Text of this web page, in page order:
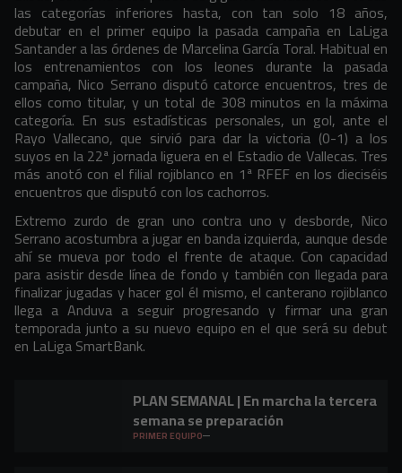
las categorías inferiores hasta, con tan solo 18 años,
debutar en el primer equipo la pasada campaña en LaLiga
Santander a las órdenes de Marcelina García Toral. Habitual en
los entrenamientos con los leones durante la pasada
campaña, Nico Serrano disputó catorce encuentros, tres de
ellos como titular, y un total de 308 minutos en la máxima
categoría. En sus estadísticas personales, un gol, ante el
Rayo Vallecano, que sirvió para dar la victoria (0-1) a los
suyos en la 22ª jornada liguera en el Estadio de Vallecas. Tres
más anotó con el filial rojiblanco en 1ª RFEF en los dieciséis
encuentros que disputó con los cachorros.
Extremo zurdo de gran uno contra uno y desborde, Nico
Serrano acostumbra a jugar en banda izquierda, aunque desde
ahí se mueva por todo el frente de ataque. Con capacidad
para asistir desde línea de fondo y también con llegada para
finalizar jugadas y hacer gol él mismo, el canterano rojiblanco
llega a Anduva a seguir progresando y firmar una gran
temporada junto a su nuevo equipo en el que será su debut
en LaLiga SmartBank.
PLAN SEMANAL | En marcha la tercera
semana se preparación
PRIMER EQUIPO